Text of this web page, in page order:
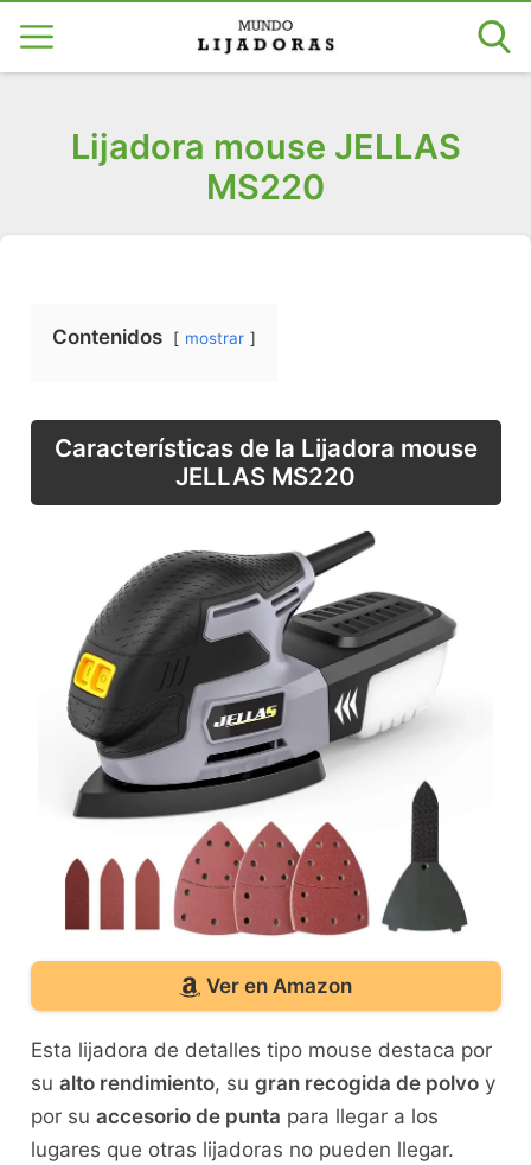
Lijadora mouse JELLAS
MS220
Contenidos mostrar
Características de la Lijadora mouse
JELLAS MS220
Ver en Amazon
Esta lijadora de detalles tipo mouse destaca por
su alto rendimiento, su gran recogida de polvoy
por su accesorio de punta para llegar a los
lugares que otras lijadoras no pueden llegar.